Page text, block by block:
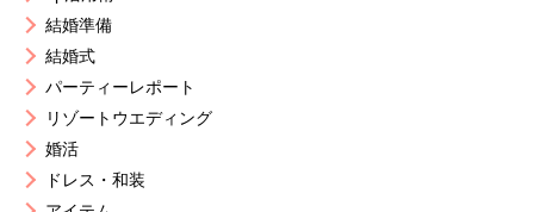
結婚準備
結婚式
パーティーレポート
リゾートウエディング
婚活
ドレス・和装